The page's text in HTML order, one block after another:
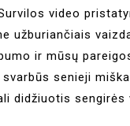
video
užburiančiais
ir mūsų
senieji
didžiuotis sengirės